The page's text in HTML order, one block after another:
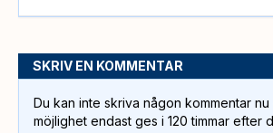
SKRIV EN KOMMENTAR
Du kan inte skriva någon kommentar
möjlighet endast ges i 120 timmar efter